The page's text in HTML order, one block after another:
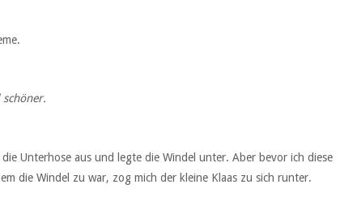
Unterhose aus und legte die Windel unter. Aber bevor ich diese
die Windel zu war, zog mich der kleine Klaas zu sich runter.